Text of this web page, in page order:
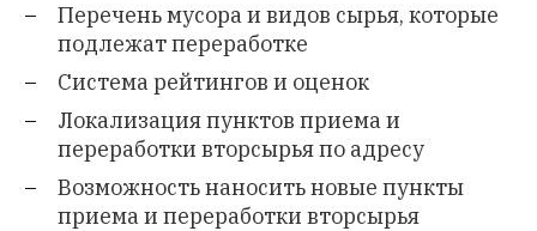
Перечень мусора и видов сырья, которые
подлежат переработке
Система рейтингов и оценок
Локализация пунктов приема и
переработки вторсырья по адресу
Возможность наносить новые пункты
приема и переработки вторсырья